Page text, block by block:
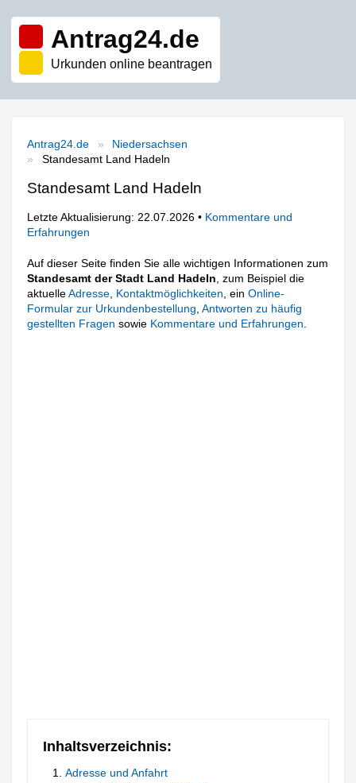
Antrag24.de
Urkunden online beantragen
Antrag24.de
Niedersachsen
Standesamt Land Hadeln
Standesamt Land Hadeln
Letzte Aktualisierung: 22.07.2026 • Kommentare und
Erfahrungen
Auf dieser Seite finden Sie alle wichtigen Informationen zum
Standesamt der Stadt Land Hadeln , zum Beispiel die
aktuelleAdresse Kontaktmöglichkeiten , einOnline-
Formular zur Urkundenbestellung ,Antworten zu häufig
gestellten Fragen sowie Kommentare und Erfahrungen
Inhaltsverzeichnis:
Adresse und Anfahrt